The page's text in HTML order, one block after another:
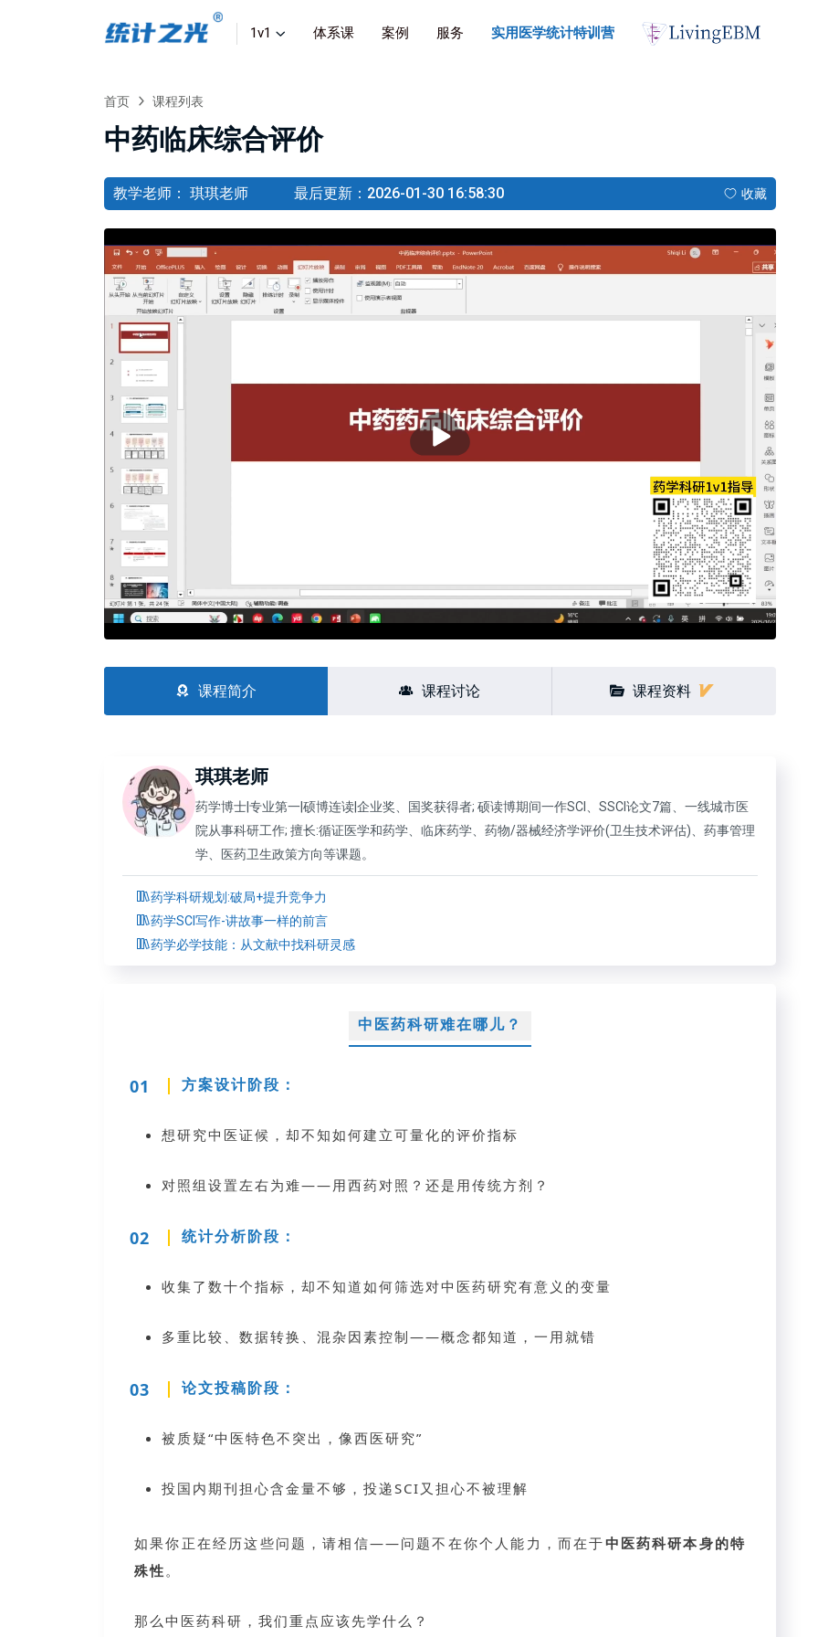
1v1 体系课 案例 服务 实用医学统计特训营
首页 课程列表
中药临床综合评价
教学老师： 琪琪老师 最后更新：2026-01-30 16:58:30 收藏
播
放
课程简介 课程讨论 课程资料
琪琪老师
药学博士|专业第一|硕博连读|企业奖、国奖获得者; 硕读博期间一作SCI、SSCI论文7篇、一线城市医
院从事科研工作; 擅长:循证医学和药学、临床药学、药物/器械经济学评价(卫生技术评估)、药事管理
学、医药卫生政策方向等课题。
药学科研规划:破局+提升竞争力
药学SCI写作-讲故事一样的前言
药学必学技能：从文献中找科研灵感